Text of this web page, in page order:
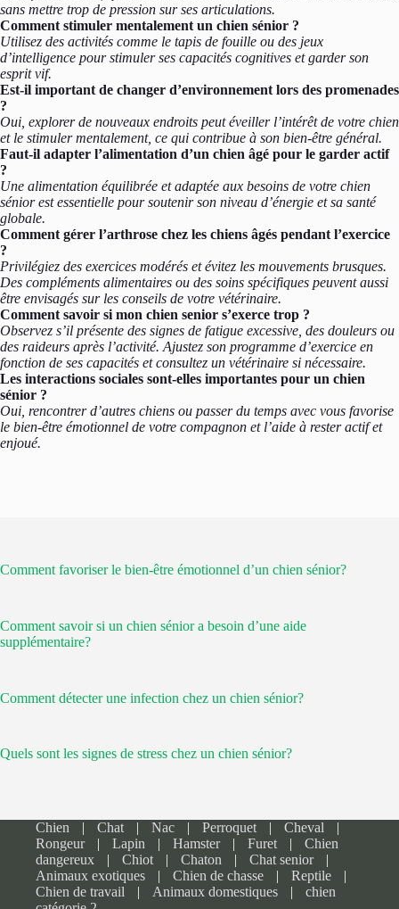
sans mettre trop de pression sur ses articulations.
Comment stimuler mentalement un chien sénior ?
Utilisez des activités comme le tapis de fouille ou des jeux
d’intelligence pour stimuler ses capacités cognitives et garder son
esprit vif.
Est-il important de changer d’environnement lors des promenades
?
Oui, explorer de nouveaux endroits peut éveiller l’intérêt de votre chien
et le stimuler mentalement, ce qui contribue à son bien-être général.
Faut-il adapter l’alimentation d’un chien âgé pour le garder actif
?
Une alimentation équilibrée et adaptée aux besoins de votre chien
sénior est essentielle pour soutenir son niveau d’énergie et sa santé
globale.
Comment gérer l’arthrose chez les chiens âgés pendant l’exercice
?
Privilégiez des exercices modérés et évitez les mouvements brusques.
Des compléments alimentaires ou des soins spécifiques peuvent aussi
être envisagés sur les conseils de votre vétérinaire.
Comment savoir si mon chien senior s’exerce trop ?
Observez s’il présente des signes de fatigue excessive, des douleurs ou
des raideurs après l’activité. Ajustez son programme d’exercice en
fonction de ses capacités et consultez un vétérinaire si nécessaire.
Les interactions sociales sont-elles importantes pour un chien
sénior ?
Oui, rencontrer d’autres chiens ou passer du temps avec vous favorise
le bien-être émotionnel de votre compagnon et l’aide à rester actif et
enjoué.
Comment favoriser le bien-être émotionnel d’un chien sénior?
Comment savoir si un chien sénior a besoin d’une aide
supplémentaire?
Comment détecter une infection chez un chien sénior?
Quels sont les signes de stress chez un chien sénior?
Chien Chat Nac Perroquet
Cheval
Rongeur
Lapin Hamster Furet
Chien
dangereux
Chiot Chaton
Chat senior
Animaux exotiques
Chien de chasse
Reptile
Chien de travail
Animaux domestiques
chien